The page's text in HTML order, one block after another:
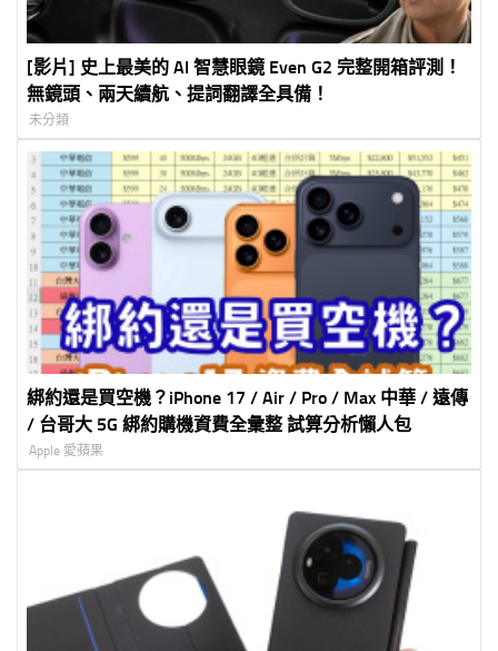
[影片] 史上最美的 AI 智慧眼鏡 Even G2 完整開箱評測！
無鏡頭、兩天續航、提詞翻譯全具備！
未分類
綁約還是買空機？iPhone 17 / Air / Pro / Max 中華 / 遠傳
/ 台哥大 5G 綁約購機資費全彙整 試算分析懶人包
Apple 愛蘋果